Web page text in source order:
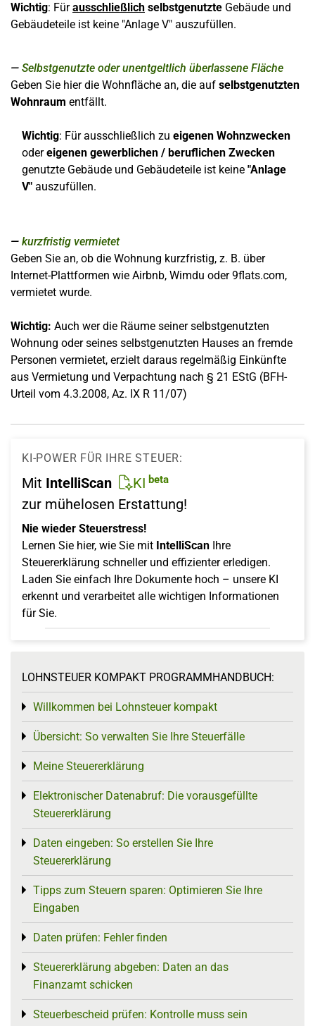
Wichtig: Fürausschließlich selbstgenutzte Gebäude und
Gebäudeteile ist keine "Anlage V" auszufüllen.
Selbstgenutzte oder unentgeltlich überlassene Fläche
Geben Sie hier die Wohnfläche an, die auf selbstgenutzten
Wohnraum entfällt.
Wichtig: Für ausschließlich zu eigenen Wohnzwecken
odereigenen gewerblichen / beruflichen Zwecken
genutzte Gebäude und Gebäudeteile ist keine "Anlage
V" auszufüllen.
kurzfristig vermietet
Geben Sie an, ob die Wohnung kurzfristig, z. B. über
Internet-Plattformen wie Airbnb, Wimdu oder 9flats.com,
vermietet wurde.
Wichtig: Auch wer die Räume seiner selbstgenutzten
Wohnung oder seines selbstgenutzten Hauses an fremde
Personen vermietet, erzielt daraus regelmäßig Einkünfte
aus Vermietung und Verpachtung nach § 21 EStG (BFH-
Urteil vom 4.3.2008, Az. IX R 11/07)
KI-POWER FÜR IHRE STEUER:
Mit IntelliScan KI beta
zur mühelosen Erstattung!
Nie wieder Steuerstress!
Lernen Sie hier, wie Sie mit IntelliScan Ihre
Steuererklärung schneller und effizienter erledigen.
Laden Sie einfach Ihre Dokumente hoch – unsere KI
erkennt und verarbeitet alle wichtigen Informationen
für Sie.
LOHNSTEUER KOMPAKT PROGRAMMHANDBUCH:
Willkommen bei Lohnsteuer kompakt
Toggle menu
Übersicht: So verwalten Sie Ihre Steuerfälle
Toggle menu
Meine Steuererklärung
Toggle menu
Elektronischer Datenabruf: Die vorausgefüllte
Steuererklärung
Toggle menu
Daten eingeben: So erstellen Sie Ihre
Steuererklärung
Toggle menu
Tipps zum Steuern sparen: Optimieren Sie Ihre
Eingaben
Toggle menu
Daten prüfen: Fehler finden
Toggle menu
Steuererklärung abgeben: Daten an das
Finanzamt schicken
Toggle menu
Steuerbescheid prüfen: Kontrolle muss sein
Toggle menu